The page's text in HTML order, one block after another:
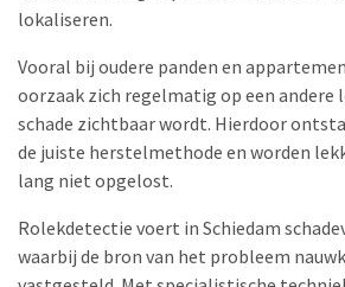
lokaliseren.
Vooral bij oudere panden en
oorzaak zich regelmatig op een andere
schade zichtbaar wordt. Hierdoor
de juiste herstelmethode en worden
lang niet opgelost.
Rolekdetectie voert in Schiedam
waarbij de bron van het probleem